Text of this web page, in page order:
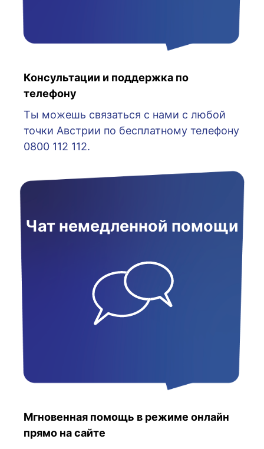
Консультации и поддержка по
телефону
Ты можешь связаться с нами с любой
точки Австрии по бесплатному телефону
0800 112 112.
Чат немедленной помощи
Мгновенная помощь в режиме онлайн
прямо на сайте